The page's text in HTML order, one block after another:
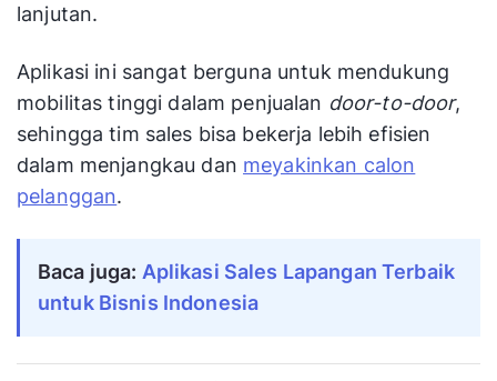
lanjutan.
Aplikasi ini sangat berguna untuk mendukung
mobilitas tinggi dalam penjualan door-to-door,
sehingga tim sales bisa bekerja lebih efisien
dalam menjangkau dan meyakinkan calon
pelanggan.
Baca juga: Aplikasi Sales Lapangan Terbaik
untuk Bisnis Indonesia